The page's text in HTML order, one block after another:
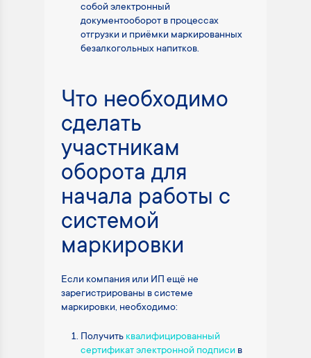
собой электронный
документооборот в процессах
отгрузки и приёмки маркированных
безалкогольных напитков.
Что необходимо
сделать
участникам
оборота для
начала работы с
системой
маркировки
Если компания или ИП ещё не
зарегистрированы в системе
маркировки, необходимо:
Получить квалифицированный
сертификат электронной подписи в